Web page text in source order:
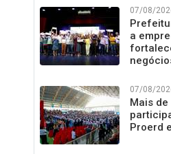
07/08/
a
07/08/
Mais
Proerd